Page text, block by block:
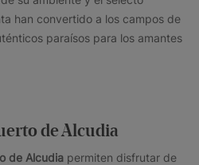
han convertido a los campos de
paraísos para los amantes
de Alcudia
de Alcudia permiten disfrutar de